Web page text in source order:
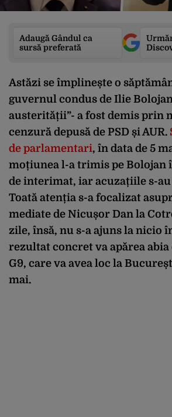
Adaugă Gândul ca
sursă preferată
Astăzi se împlinește o
guvernul condus de Ilie
austerității”- a fost demis prin
cenzură depusă de PSD și AUR.
de parlamentari, în data de 5
moțiunea l-a trimis pe Bolojan
de interimat, iar acuzațiile s-
Toată atenția s-a focalizat
mediate de Nicușor Dan la
zile, însă, nu s-a ajuns la nicio
rezultat concret va apărea
G9, care va avea loc la
mai.